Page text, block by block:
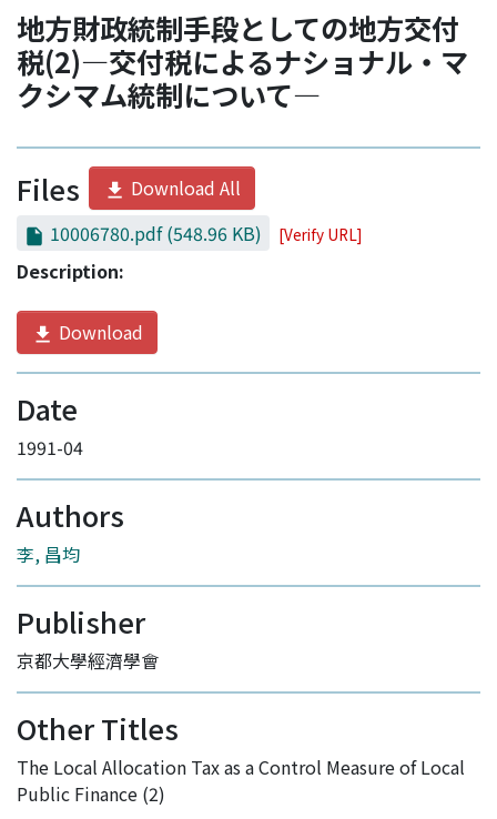
Library Network
地方財政統制手段としての地方交付
税(2)―交付税によるナショナル・マ
クシマム統制について―
Files
Download All
10006780.pdf(548.96 KB) [Verify URL]
Description:
Download
Date
1991-04
Authors
李, 昌均
Publisher
京都大學經濟學會
Other Titles
The Local Allocation Tax as a Control Measure of Local
Public Finance (2)